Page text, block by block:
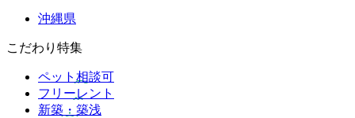
沖縄県
こだわり特集
ペット相談可
フリーレント
新築・築浅